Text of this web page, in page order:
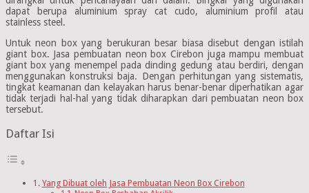
dapat berupa aluminium spray cat cudo, aluminium profil atau
stainless steel.
Untuk neon box yang berukuran besar biasa disebut dengan istilah
giant box. Jasa pembuatan neon box Cirebon juga mampu membuat
giant box yang menempel pada dinding gedung atau berdiri, dengan
menggunakan konstruksi baja. Dengan perhitungan yang sistematis,
tingkat keamanan dan kelayakan harus benar-benar diperhatikan agar
tidak terjadi hal-hal yang tidak diharapkan dari pembuatan neon box
tersebut.
Daftar Isi
Yang Dibuat oleh Jasa Pembuatan Neon Box Cirebon